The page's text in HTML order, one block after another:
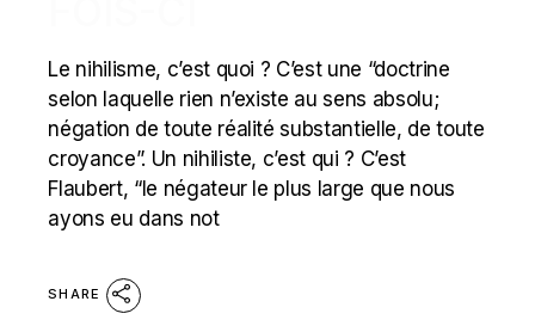
Le nihilisme, c’est quoi ? C’est une “doctrine
selon laquelle rien n’existe au sens absolu;
négation de toute réalité substantielle, de toute
croyance”. Un nihiliste, c’est qui ? C’est
Flaubert, “le négateur le plus large que nous
ayons eu dans not
SHARE